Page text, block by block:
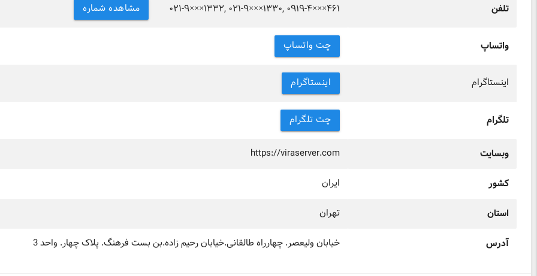
تلفن ۰۲۱-۹×××۱۳۳۲, ۰۲۱-۹×××۱۳۳۰, ۰۹۱۹-۴×××۴۶۱ مشاهده شماره
واتساپ چت واتساپ
اینستاگرام اینستاگرام
تلگرام چت تلگرام
وبسایت https://viraserver.com
کشور ایران
استان تهران
آدرس خیابان ولیعصر. چهارراه طالقانی.خیابان رحیم زاده.بن بست فرهنگ. پلاک چهار. واحد 3